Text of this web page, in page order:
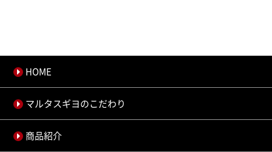
HOME
マルタスギヨのこだわり
商品紹介